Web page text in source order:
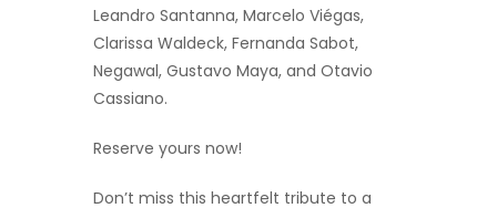
Leandro Santanna, Marcelo Viégas,
Clarissa Waldeck, Fernanda Sabot,
Negawal, Gustavo Maya, and Otavio
Cassiano.
Reserve yours now!
Don’t miss this heartfelt tribute to a